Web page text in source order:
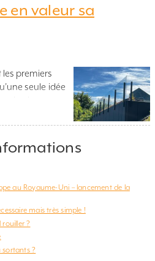
en valeur sa
premiers
seule idée
le moment de
terrasse. Ce
[…]
au Royaume-Uni – lancement de la
mais très simple !
?
sortants ?